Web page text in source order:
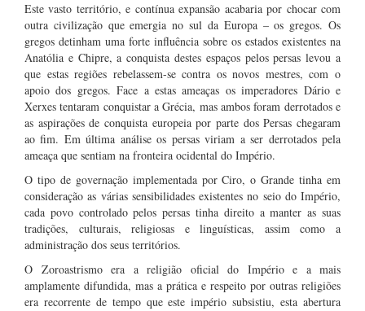
Este vasto território, e contínua expansão acabaria por chocar com
outra civilização que emergia no sul da Europa – os gregos. Os
gregos detinham uma forte influência sobre os estados existentes na
Anatólia e Chipre, a conquista destes espaços pelos persas levou a
que estas regiões rebelassem-se contra os novos mestres, com o
apoio dos gregos. Face a estas ameaças os imperadores Dário e
Xerxes tentaram conquistar a Grécia, mas ambos foram derrotados e
as aspirações de conquista europeia por parte dos Persas chegaram
ao fim. Em última análise os persas viriam a ser derrotados pela
ameaça que sentiam na fronteira ocidental do Império.
O tipo de governação implementada por Ciro, o Grande tinha em
consideração as várias sensibilidades existentes no seio do Império,
cada povo controlado pelos persas tinha direito a manter as suas
tradições, culturais, religiosas e linguísticas, assim como a
administração dos seus territórios.
O Zoroastrismo era a religião oficial do Império e a mais
amplamente difundida, mas a prática e respeito por outras religiões
era recorrente de tempo que este império subsistiu, esta abertura